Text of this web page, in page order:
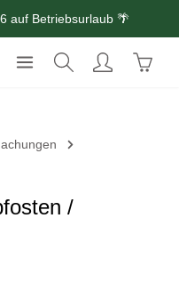
auf Betriebsurlaub 🌴
/